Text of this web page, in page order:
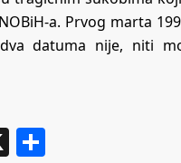
a. Prvog marta
datuma nije, niti
X